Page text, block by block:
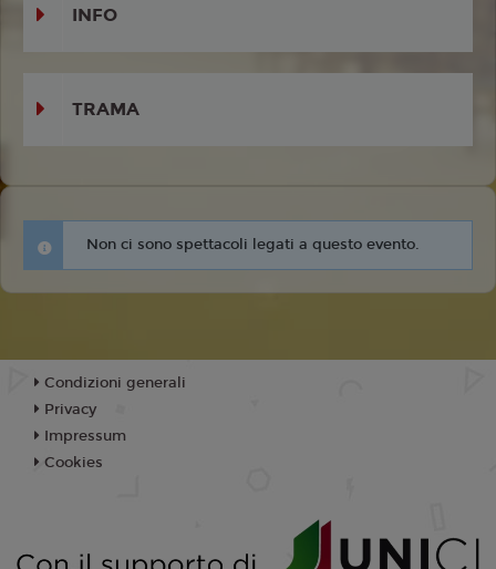
INFO
TRAMA
Non ci sono spettacoli legati a questo evento.
Condizioni generali
Privacy
Impressum
Cookies